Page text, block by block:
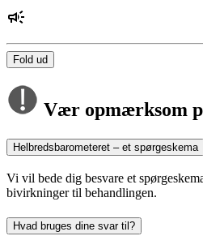
Fold ud
Vær opmærksom
Helbredsbarometeret – et spørgeskema
Vi vil bede dig besvare et
bivirkninger til behandlingen.
Hvad bruges dine svar til?